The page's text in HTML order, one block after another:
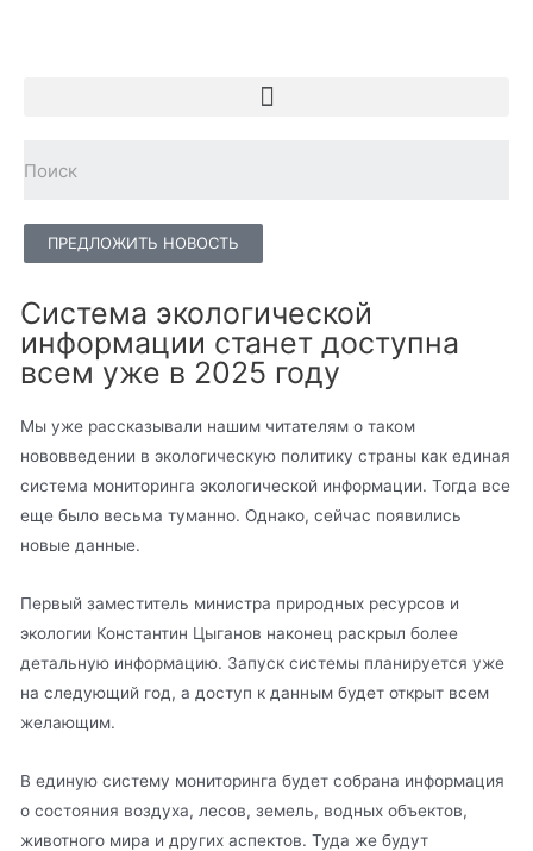
ПРЕДЛОЖИТЬ НОВОСТЬ
Система экологической
информации станет доступна
всем уже в 2025 году
Мы уже рассказывали нашим читателям о таком
нововведении в экологическую политику страны как единая
система мониторинга экологической информации. Тогда все
еще было весьма туманно. Однако, сейчас появились
новые данные.
Первый заместитель министра природных ресурсов и
экологии Константин Цыганов наконец раскрыл более
детальную информацию. Запуск системы планируется уже
на следующий год, а доступ к данным будет открыт всем
желающим.
В единую систему мониторинга будет собрана информация
о состояния воздуха, лесов, земель, водных объектов,
животного мира и других аспектов. Туда же будут